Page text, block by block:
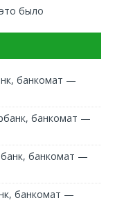
было
банкомат —
банкомат —
банкомат —
банкомат —